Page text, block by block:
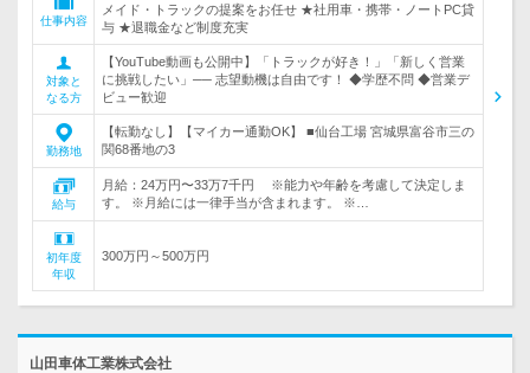
仕事内容
メイド・トラックの提案をお任せ ★社用車・携帯・ノートPC貸
与 ★退職金など制度充実
対象と
なる方
【YouTube動画も公開中】「トラックが好き！」「新しく営業
に挑戦したい」── 志望動機は自由です！ ◆学歴不問 ◆営業デ
ビュー歓迎
勤務地
【転勤なし】【マイカー通勤OK】 ■仙台工場 宮城県富谷市三の
関68番地の3
給与
月給：24万円〜33万7千円 ※能力や年齢を考慮して決定しま
す。 ※月給には一律手当が含まれます。 ※…
初年度
年収
300万円～500万円
山田車体工業株式会社